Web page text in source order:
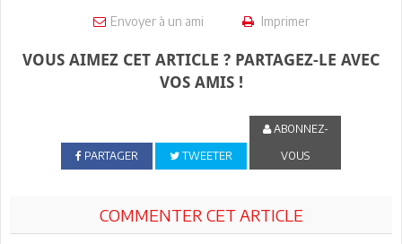
Envoyer à un ami Imprimer
VOUS AIMEZ CET ARTICLE ? PARTAGEZ-LE AVEC
VOS AMIS !
PARTAGER TWEETER
ABONNEZ-
VOUS
COMMENTER CET ARTICLE